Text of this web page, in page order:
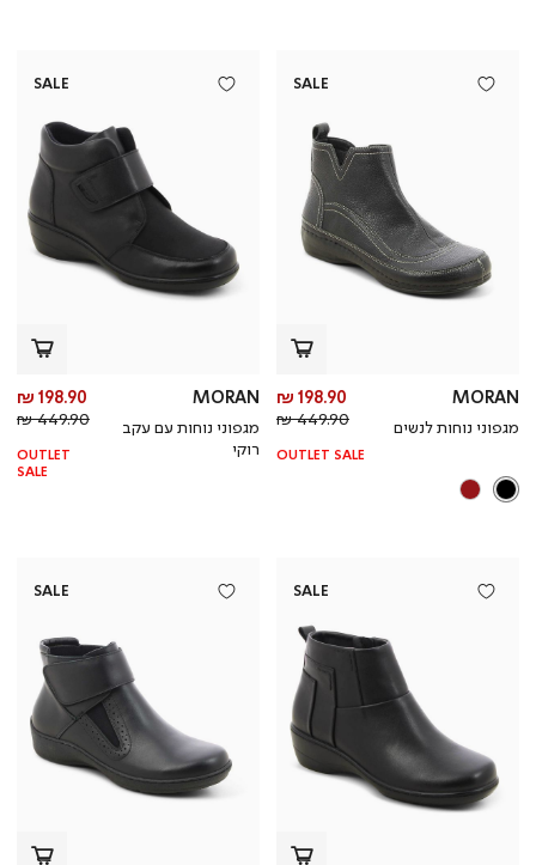
SALE
MORAN
מגפוני נוחות לנשים
מחיר
מוצר
198.90 ₪
מחיר
רגיל
449.90 ₪
OUTLET SALE
SALE
MORAN
מגפוני נוחות עם עקב
רוקי
198.90 ₪
449.90 ₪
OUTLET
SALE
SALE
SALE